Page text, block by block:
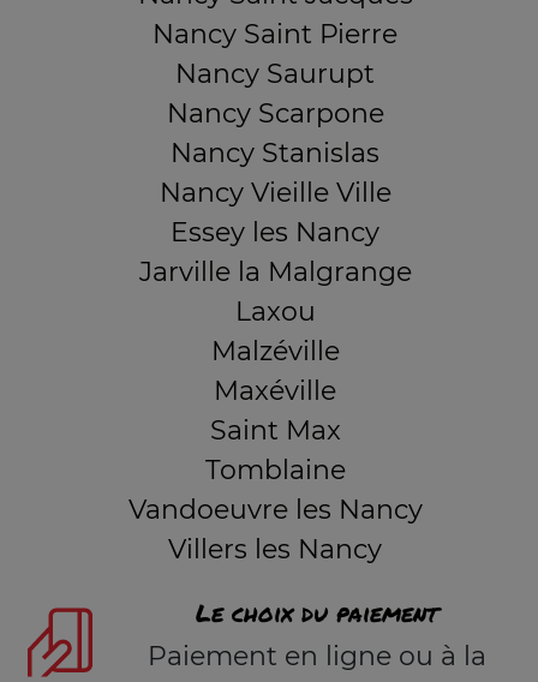
Nancy Saint Pierre
Nancy Saurupt
Nancy Scarpone
Nancy Stanislas
Nancy Vieille Ville
Essey les Nancy
Jarville la Malgrange
Laxou
Malzéville
Maxéville
Saint Max
Tomblaine
Vandoeuvre les Nancy
Villers les Nancy
Le choix du paiement
Paiement en ligne ou à la